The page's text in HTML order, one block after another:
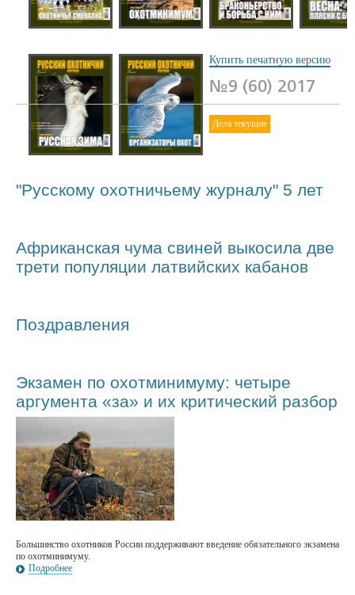
Купить печатную версию
№9 (60) 2017
Дела текущие
"Русскому охотничьему журналу" 5 лет
Африканская чума свиней выкосила две
трети популяции латвийских кабанов
Поздравления
Экзамен по охотминимуму: четыре
аргумента «за» и их критический разбор
Большинство охотников России поддерживают введение обязательного экзамена
по охотминимуму.
Подробнее